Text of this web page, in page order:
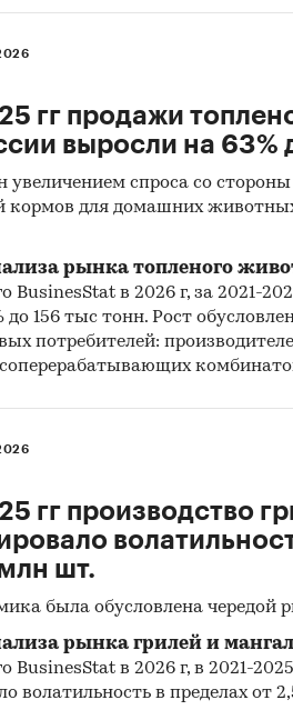
Отчет
гг продажи
выросли на 63%
увеличением спроса со
кормов для домашних
рынка топленого
BusinesStat в 2026 г, за 2021-
156 тыс тонн. Рост
потребителей:
гг производство
шт.
была обусловлена чередой
рынка грилей и
BusinesStat в 2026 г, в 2021-
волатильность в пределах от